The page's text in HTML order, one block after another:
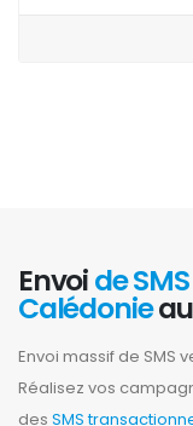
Envoide
Calédonie
Envoi massif de SMS
Réalisez vos
des SMS